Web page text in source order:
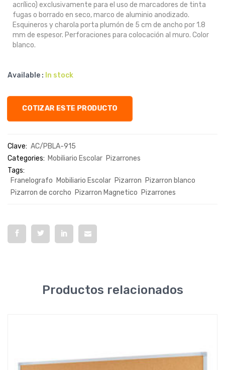
acrílico) exclusivamente para el uso de marcadores de tinta
fugas o borrado en seco, marco de aluminio anodizado.
Esquineros y charola porta plumón de 5 cm de ancho por 1.8
mm de espesor. Perforaciones para colocación al muro. Color
blanco.
Available : In stock
COTIZAR ESTE PRODUCTO
Clave: AC/PBLA-915
Categories: Mobiliario Escolar Pizarrones
Tags:
Franelografo Mobiliario Escolar Pizarron Pizarron blanco
Pizarron de corcho Pizarron Magnetico Pizarrones
Productos relacionados